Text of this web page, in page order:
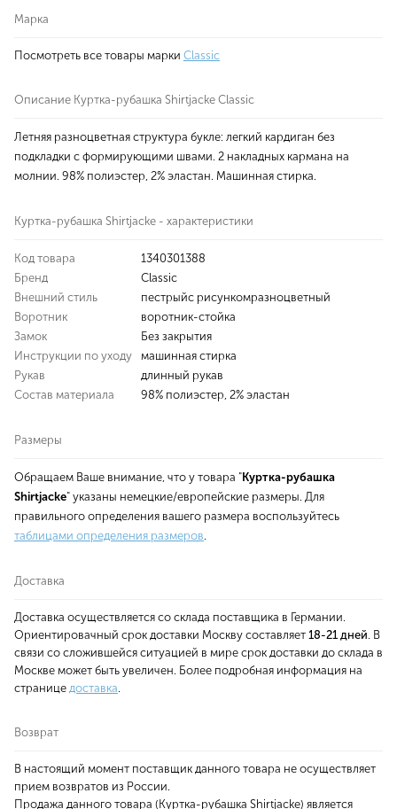
Марка
Посмотреть все товары марки Classic
Описание Куртка-рубашка Shirtjacke Classic
Летняя разноцветная структура букле: легкий кардиган без
подкладки с формирующими швами. 2 накладных кармана на
молнии. 98% полиэстер, 2% эластан. Машинная стирка.
Куртка-рубашка Shirtjacke - характеристики
Код товара
1340301388
Бренд
Classic
Внешний стиль
пестрыйс рисункомразноцветный
Воротник
воротник-стойка
Замок
Без закрытия
Инструкции по уходу
машинная стирка
Рукав
длинный рукав
Состав материала
98% полиэстер, 2% эластан
Размеры
Обращаем Ваше внимание, что у товара "Куртка-рубашка
Shirtjacke" указаны немецкие/европейские размеры. Для
правильного определения вашего размера воспользуйтесь
таблицами определения размеров
Доставка
Доставка осуществляется со склада поставщика в Германии.
Ориентировачный срок доставки Москву составляет 18-21 дней . В
связи со сложившейся ситуацией в мире срок доставки до склада в
Москве может быть увеличен. Более подробная информация на
странице доставка
Возврат
В настоящий момент поставщик данного товара не осуществляет
прием возвратов из России.
Продажа данного товара (Куртка-рубашка Shirtjacke) является